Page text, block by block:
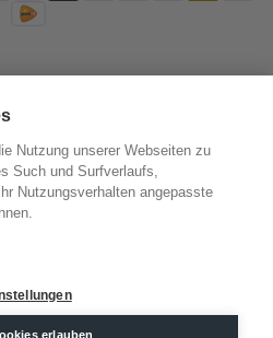
Nutzung unserer Webseiten zu
Such und Surfverlaufs,
Nutzungsverhalten angepasste
erlauben